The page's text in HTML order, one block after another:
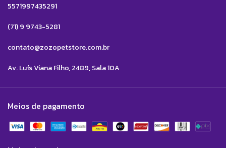
5571997435291
(71) 9 9743-5281
contato@zozopetstore.com.br
Av. Luís Viana Filho, 2489, Sala 10A
Meios de pagamento